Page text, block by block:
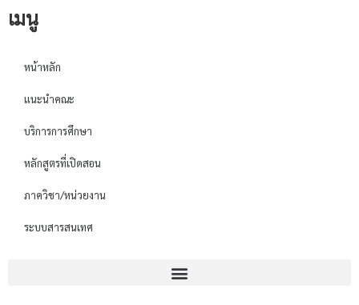
เมนู
หน้าหลัก
แนะนำคณะ
บริการการศึกษา
หลักสูตรที่เปิดสอน
ภาควิชา/หน่วยงาน
ระบบสารสนเทศ